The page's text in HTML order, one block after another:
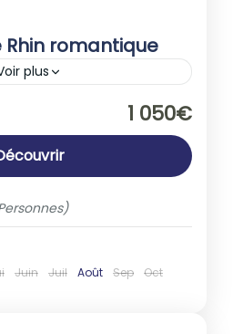
Rhin romantique
plus
1 050€
Juin Juil Août Sep
Oct